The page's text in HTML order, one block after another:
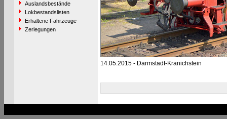
Auslandsbestände
Lokbestandslisten
Erhaltene Fahrzeuge
Zerlegungen
14.05.2015 - Darmstadt-Kranichstein